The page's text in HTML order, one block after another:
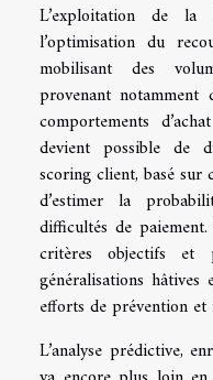
L’exploitation de la
l’optimisation du
mobilisant des
provenant notamment
comportements
devient possible de
scoring client, basé sur
d’estimer la
difficultés de
critères objectifs et
généralisations
efforts de prévention et
L’analyse prédictive,